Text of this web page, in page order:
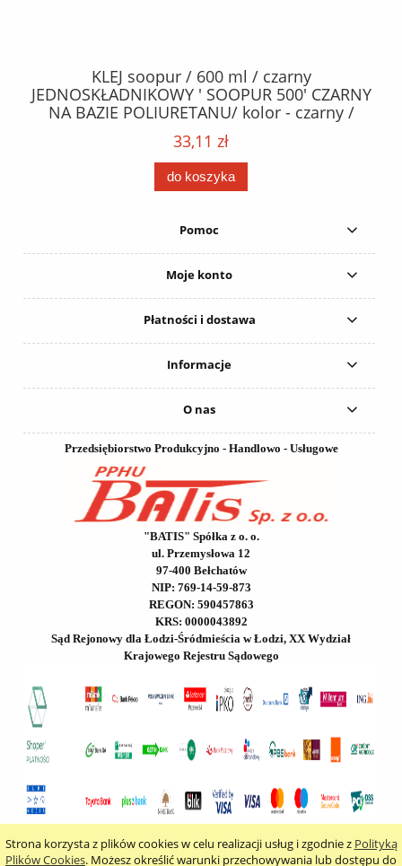
Strona korzysta z plików cookies w celu realizacji usług i zgodnie z Polityką
Plików Cookies. Możesz określić warunki przechowywania lub dostępu do
KLEJ soopur / 600 ml / czarny
JEDNOSKŁADNIKOWY ' SOOPUR 500' CZARNY
NA BAZIE POLIURETANU/ kolor - czarny /
karton 20 szt. / pistolet do kleju 307730 /
33,11 zł
do koszyka
Pomoc
Moje konto
Płatności i dostawa
Informacje
O nas
Przedsiębiorstwo Produkcyjno - Handlowo - Usługowe
"BATIS" Spółka z o. o.
ul. Przemysłowa 12
97-400 Bełchatów
NIP: 769-14-59-873
REGON: 590457863
KRS: 0000043892
Sąd Rejonowy dla Łodzi-Śródmieścia w Łodzi, XX Wydział
Krajowego Rejestru Sądowego
pokaż pełną wersję strony